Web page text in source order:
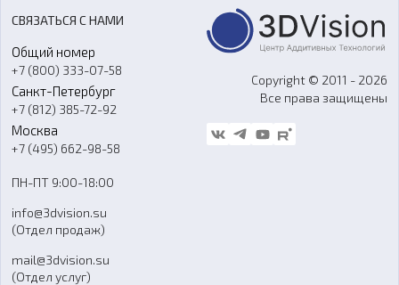
Оборудование и материалы для вакуумного литья
Аксессуары и прочее оборудование
Программное обеспечение
Ремонт и услуги
О компании
Контакты
Гос. закупки
Стать дилером
Блог
FAQ
СВЯЗАТЬСЯ С НАМИ
Общий номер
+7 (800) 333-07-58
Санкт-Петербург
+7 (812) 385-72-92
Москва
+7 (495) 662-98-58
ПН-ПТ 9:00-18:00
info@3dvision.su
(Отдел продаж)
mail@3dvision.su
(Отдел услуг)
Copyright © 2011 - 2026
Все права защищены